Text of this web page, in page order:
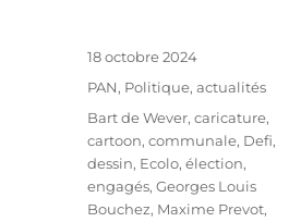
Publié
18 octobre 2024
Catégories
PAN, Politique, actualités
Étiquettes
Bart de Wever,caricature,
cartoon,communale, Defi,
dessin, Ecolo,élection,
engagés,Georges Louis
Bouchez, Maxime Prevot,